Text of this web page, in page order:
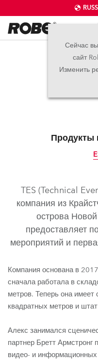
Сейчас
сайт
Изменить
Продукты
TES (Technical
компания из
острова
предоставляет
мероприятий и
Компания основана в
сначала работала в
метров. Теперь она
квадратных метров и
Алекс занимался
партнер Бретт
видео- и информационных